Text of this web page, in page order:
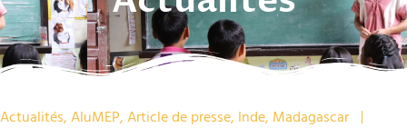
Actualités, AluMEP, Article de presse, Inde, Madagascar